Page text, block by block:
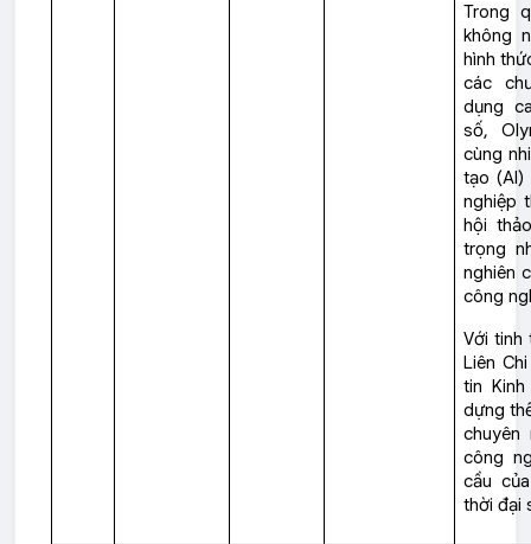
Trong
không
hình
các
dụng
số,
cùng
tạo (AI)
nghiệp
hội
trọng
nghiên
công
Với tinh
Liên
tin
dựng
công
cầu
thời đại